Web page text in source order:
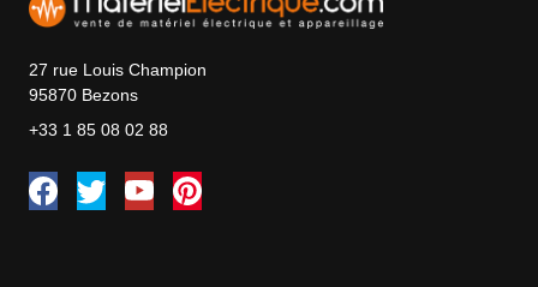
27 rue Louis Champion
95870 Bezons
+33 1 85 08 02 88